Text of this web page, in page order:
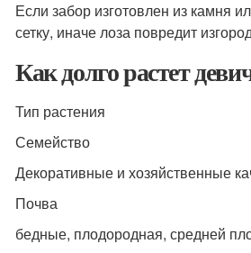
Если забор изготовлен из камня
сетку, иначе лоза повредит
Как долго растет
Тип растения
Семейство
Декоративные и хозяйственные
Почва
бедные, плодородная, средней